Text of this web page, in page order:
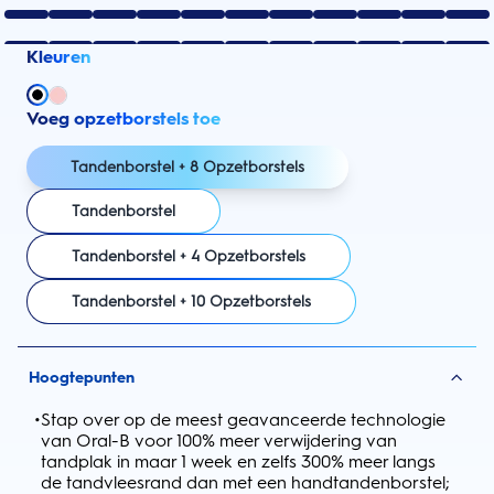
Kleuren
Voeg opzetborstels toe
Tandenborstel + 8 Opzetborstels
Tandenborstel
Tandenborstel + 4 Opzetborstels
Tandenborstel + 10 Opzetborstels
Hoogtepunten
•Stap over op de meest geavanceerde technologie
van Oral-B voor 100% meer verwijdering van
tandplak in maar 1 week en zelfs 300% meer langs
de tandvleesrand dan met een handtandenborstel;